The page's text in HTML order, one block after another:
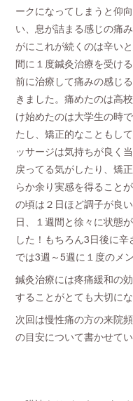
ークになってしまうと仰
い、息が詰まる感じの痛
がにこれが続くのは辛い
間に１度鍼灸治療を受け
前に治療して痛みの感じ
きました。痛めたのは高
け始めたのは大学生の時
たし、矯正的なこともし
ッサージは気持ちが良く
戻ってる気がしたり、矯
らか余り実感を得ること
の頃は２日ほど調子が良
日、１週間と徐々に状態
した！もちろん3日後に
では3週～5週に１度のメ
鍼灸治療には疼痛緩和の
することがとても大切にな
次回は慢性痛の方の来院
の目安について書かせてい